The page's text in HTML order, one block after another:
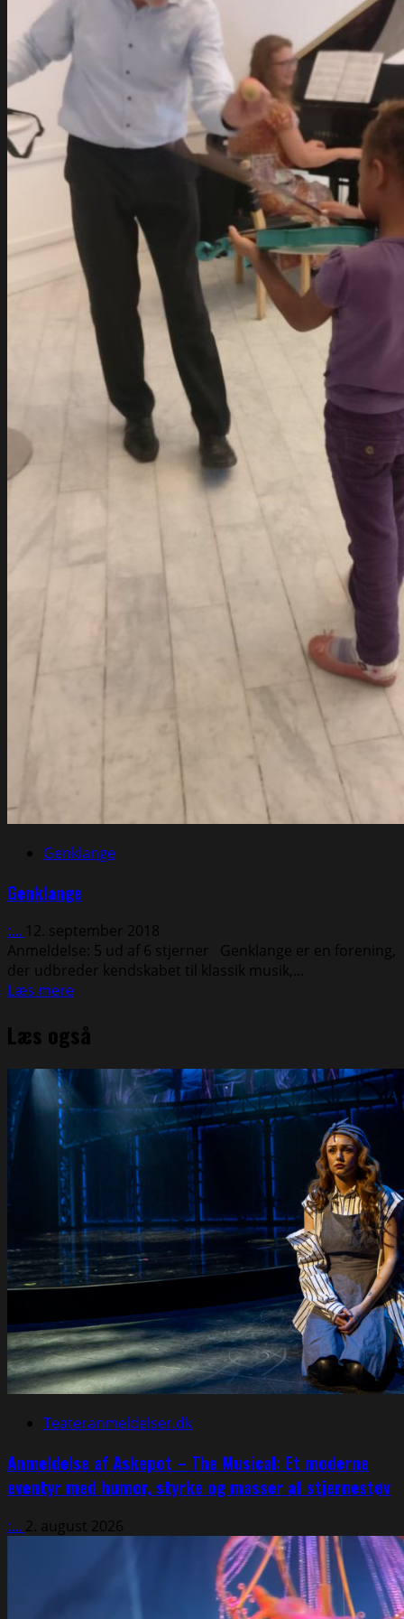
Genklange
Genklange
:... 12. september 2018
Anmeldelse: 5 ud af 6 stjerner Genklange er en forening,
der udbreder kendskabet til klassik musik,...
Læs mereRead
about
Genklange
Læs også
Teateranmeldelser.dk
Anmeldelse af Askepot – The Musical: Et moderne
eventyr med humor, styrke og masser af stjernestøv
:... 2. august 2026